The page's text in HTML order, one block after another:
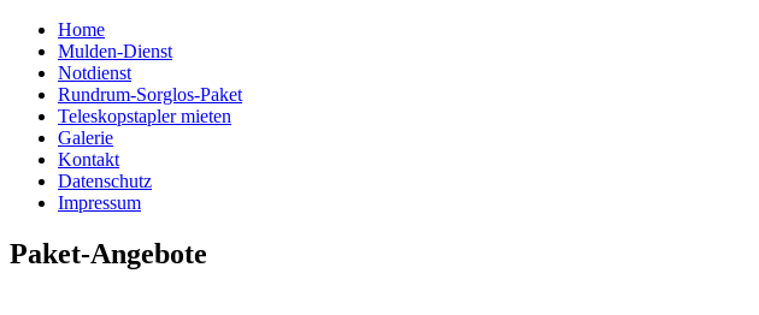
Home
Mulden-Dienst
Notdienst
Rundrum-Sorglos-Paket
Teleskopstapler mieten
Galerie
Kontakt
Datenschutz
Impressum
Paket-Angebote